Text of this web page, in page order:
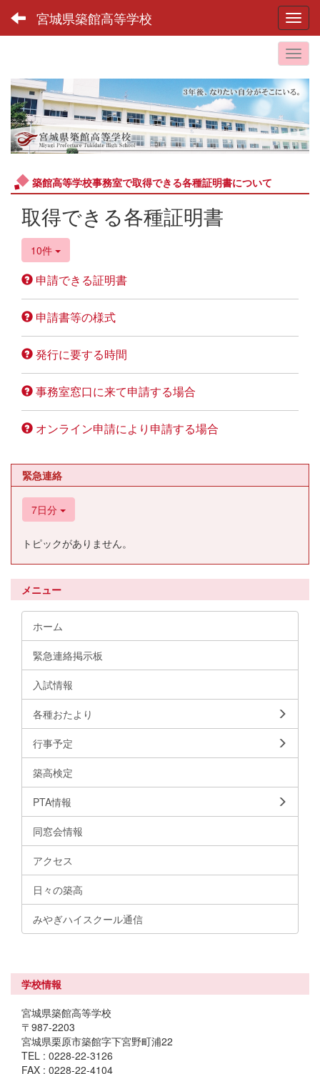
宮城県築館高等学校
築館高等学校事務室で取得できる各種証明書について
取得できる各種証明書
10件
申請できる証明書
申請書等の様式
発行に要する時間
事務室窓口に来て申請する場合
オンライン申請により申請する場合
緊急連絡
7日分
トピックがありません。
メニュー
ホーム
緊急連絡掲示板
入試情報
各種おたより
行事予定
築高検定
PTA情報
同窓会情報
アクセス
日々の築高
みやぎハイスクール通信
学校情報
宮城県築館高等学校
〒987-2203
宮城県栗原市築館字下宮野町浦22
TEL : 0228-22-3126
FAX : 0228-22-4104